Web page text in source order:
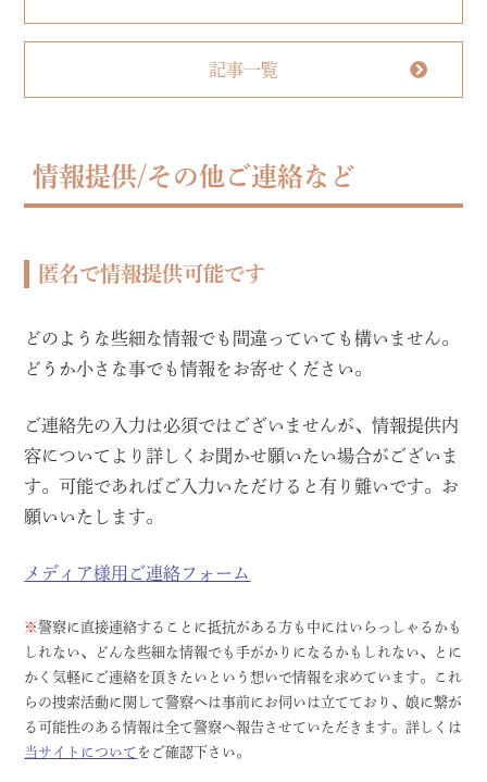
記事一覧
情報提供/その他ご連絡など
匿名で情報提供可能です
どのような些細な情報でも間違っていても構いません。
どうか小さな事でも情報をお寄せください。
ご連絡先の入力は必須ではございませんが、情報提供内
容についてより詳しくお聞かせ願いたい場合がございま
す。可能であればご入力いただけると有り難いです。お
願いいたします。
メディア様用ご連絡フォーム
※警察に直接連絡することに抵抗がある方も中にはいらっしゃるかも
しれない、どんな些細な情報でも手がかりになるかもしれない、とに
かく気軽にご連絡を頂きたいという想いで情報を求めています。これ
らの捜索活動に関して警察へは事前にお伺いは立てており、娘に繋が
る可能性のある情報は全て警察へ報告させていただきます。詳しくは
当サイトについて をご確認下さい。